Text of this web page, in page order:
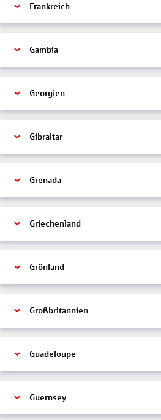
Frankreich
Gambia
Georgien
Gibraltar
Grenada
Griechenland
Grönland
Großbritannien
Guadeloupe
Guernsey